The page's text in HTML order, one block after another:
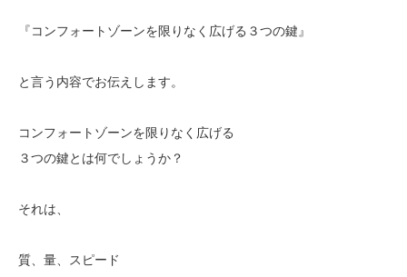
『コンフォートゾーンを限りなく広げる３つの鍵』
と言う内容でお伝えします。
コンフォートゾーンを限りなく広げる
３つの鍵とは何でしょうか？
それは、
質、量、スピード